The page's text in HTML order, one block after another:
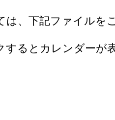
は、下記ファイルを
するとカレンダーが